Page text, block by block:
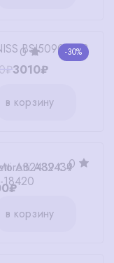
0 -30%
BSJ5090 C03
3010₽
в корзину
0
A82439 C4
в корзину